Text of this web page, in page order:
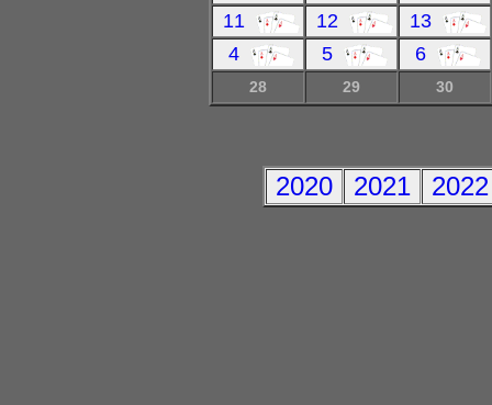
11
12
13
4
5 6
28 29 30
2020 2021 2022